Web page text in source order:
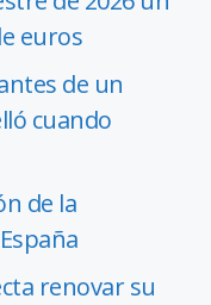
euros
de un
cuando
de la
renovar su